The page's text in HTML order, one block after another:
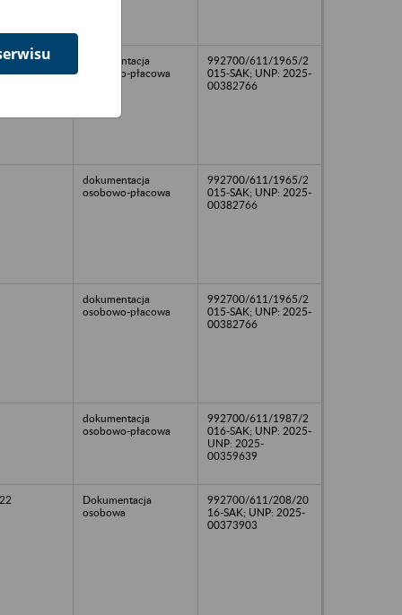
dokumentacja
osobowo-płacowa
992700/611/1965/2
015-SAK; UNP: 2025-
00382766
dokumentacja
osobowo-płacowa
992700/611/1965/2
015-SAK; UNP: 2025-
00382766
dokumentacja
osobowo-płacowa
992700/611/1965/2
015-SAK; UNP: 2025-
00382766
dokumentacja
osobowo-płacowa
992700/611/1987/2
016-SAK; UNP: 2025-
UNP: 2025-
00359639
Dokumentacja
osobowa
992700/611/208/20
16-SAK; UNP: 2025-
00373903